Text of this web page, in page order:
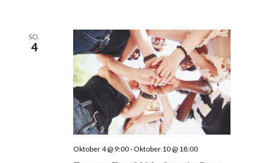
SO.
4
Oktober 4 @ 9:00- Oktober 10 @ 18:00